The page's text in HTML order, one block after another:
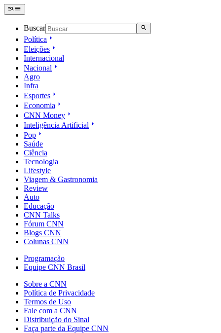
Buscar
Política
Eleições
Internacional
Nacional
Agro
Infra
Esportes
Economia
CNN Money
Inteligência Artificial
Pop
Saúde
Ciência
Tecnologia
Lifestyle
Viagem & Gastronomia
Review
Auto
Educação
CNN Talks
Fórum CNN
Blogs CNN
Colunas CNN
Programação
Equipe CNN Brasil
Sobre a CNN
Política de Privacidade
Termos de Uso
Fale com a CNN
Distribuição do Sinal
Faça parte da Equipe CNN